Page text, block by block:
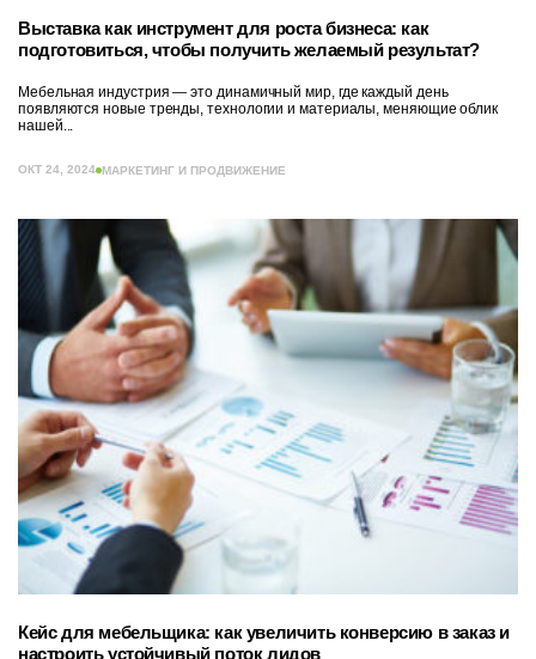
Выставка как инструмент для роста бизнеса: как
подготовиться, чтобы получить желаемый результат?
Мебельная индустрия — это динамичный мир, где каждый день
появляются новые тренды, технологии и материалы, меняющие облик
нашей...
ОКТ 24, 2024 МАРКЕТИНГ И ПРОДВИЖЕНИЕ
Кейс для мебельщика: как увеличить конверсию в заказ и
настроить устойчивый поток лидов